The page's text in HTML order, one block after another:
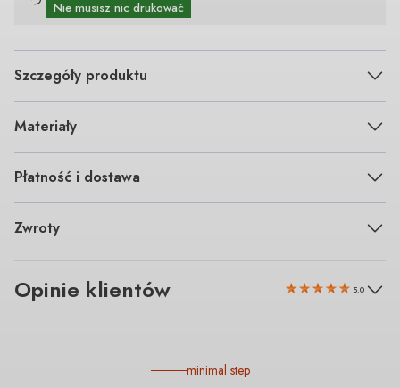
Nie musisz nic drukować
Szczegóły produktu
Materiały
Płatność i dostawa
Zwroty
Opinie klientów 5.0
minimal step